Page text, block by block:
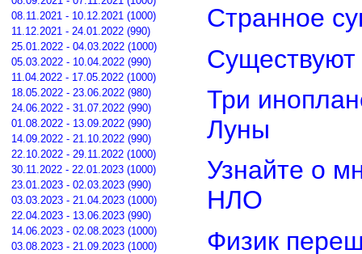
08.11.2021 - 10.12.2021 (1000)
11.12.2021 - 24.01.2022 (990)
25.01.2022 - 04.03.2022 (1000)
05.03.2022 - 10.04.2022 (990)
11.04.2022 - 17.05.2022 (1000)
18.05.2022 - 23.06.2022 (980)
24.06.2022 - 31.07.2022 (990)
01.08.2022 - 13.09.2022 (990)
14.09.2022 - 21.10.2022 (990)
22.10.2022 - 29.11.2022 (1000)
30.11.2022 - 22.01.2023 (1000)
23.01.2023 - 02.03.2023 (990)
03.03.2023 - 21.04.2023 (1000)
22.04.2023 - 13.06.2023 (990)
14.06.2023 - 02.08.2023 (1000)
03.08.2023 - 21.09.2023 (1000)
Странное
Три
Луны
Узнайте о
НЛО
Физик